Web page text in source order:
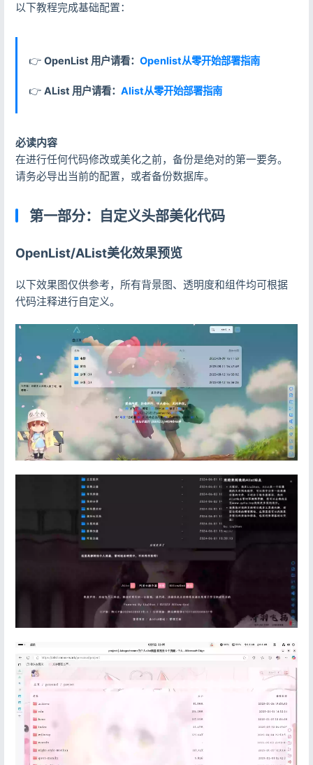
以下教程完成基础配置：
👉 OpenList 用户请看： Openlist从零开始部署指南
👉 AList 用户请看： Alist从零开始部署指南
必读内容
在进行任何代码修改或美化之前，备份是绝对的第一要务。
请务必导出当前的配置，或者备份数据库。
第一部分：自定义头部美化代码
OpenList/AList美化效果预览
以下效果图仅供参考，所有背景图、透明度和组件均可根据
代码注释进行自定义。